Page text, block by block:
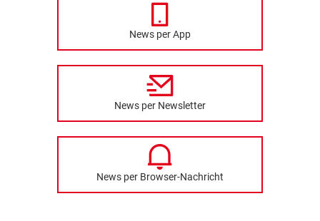
News per App
News per Newsletter
News per Browser-Nachricht